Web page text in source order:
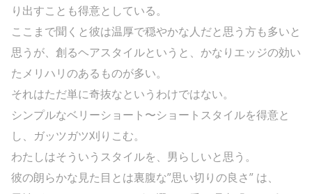
り出すことも得意としている。
ここまで聞くと彼は温厚で穏やかな人だと思う方も多いと
思うが、創るヘアスタイルというと、かなりエッジの効い
たメリハリのあるものが多い。
それはただ単に奇抜なというわけではない。
シンプルなベリーショート〜ショートスタイルを得意と
し、ガッツガツ刈りこむ。
わたしはそういうスタイルを、男らしいと思う。
彼の朗らかな見た目とは裏腹な”思い切りの良さ” は、